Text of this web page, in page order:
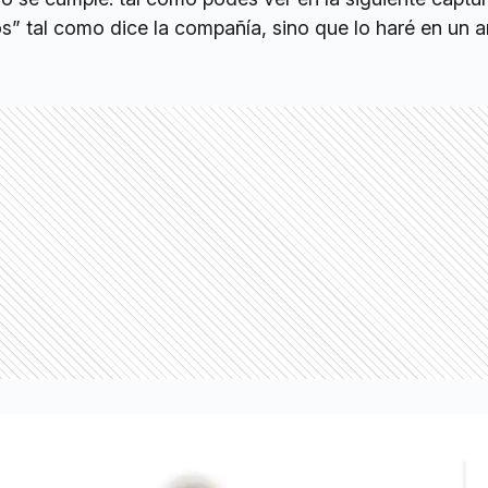
tal como dice la compañía, sino que lo haré en un